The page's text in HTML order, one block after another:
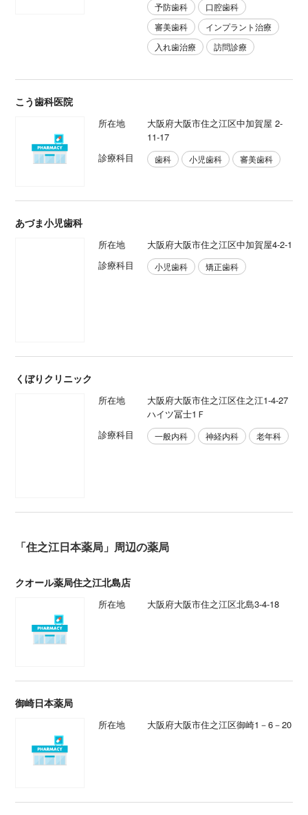
予防歯科
口腔歯科
審美歯科
インプラント治療
入れ歯治療
訪問診療
こう歯科医院
所在地
大阪府大阪市住之江区中加賀屋 2-
11-17
診療科目
歯科 小児歯科 審美歯科
あづま小児歯科
所在地
大阪府大阪市住之江区中加賀屋4-2-1
診療科目
小児歯科 矯正歯科
くぼりクリニック
所在地
大阪府大阪市住之江区住之江1-4-27
ハイツ冨士1Ｆ
診療科目
一般内科 神経内科 老年科
「住之江日本薬局」周辺の薬局
クオール薬局住之江北島店
所在地 大阪府大阪市住之江区北島3-4-18
御崎日本薬局
所在地 大阪府大阪市住之江区御崎1－6－20